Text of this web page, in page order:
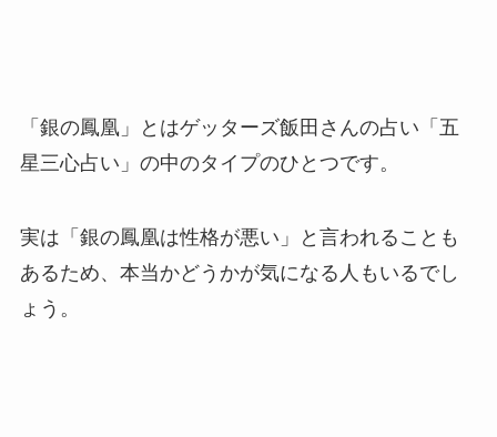
「銀の鳳凰」とはゲッターズ飯田さんの占い「五
星三心占い」の中のタイプのひとつです。
実は「銀の鳳凰は性格が悪い」と言われることも
あるため、本当かどうかが気になる人もいるでし
ょう。